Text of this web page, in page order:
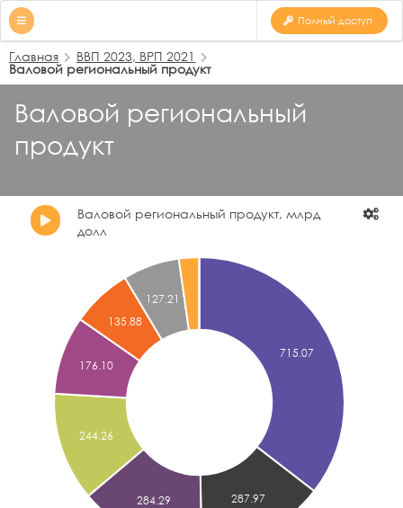
Полный доступ
Главная ВВП 2023, ВРП 2021
Валовой региональный продукт
Валовой региональный
продукт
Валовой региональный продукт, млрд
долл